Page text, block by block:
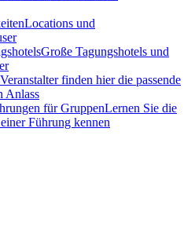
Locations und
Große Tagungshotels und
Veranstalter finden hier die passende
Anlass
für GruppenLernen Sie die
Führung kennen